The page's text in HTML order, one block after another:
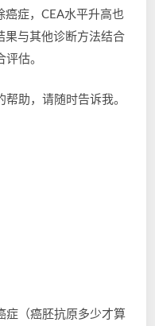
癌症，CEA水平升高也
果与其他诊断方法结合
估。
助，请随时告诉我。
症（癌胚抗原多少才算